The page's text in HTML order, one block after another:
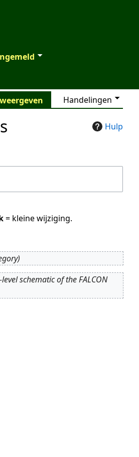
Handelingen
Hulp
= kleine wijziging.
level schematic of the FALCON